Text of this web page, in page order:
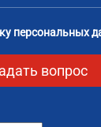
персональных